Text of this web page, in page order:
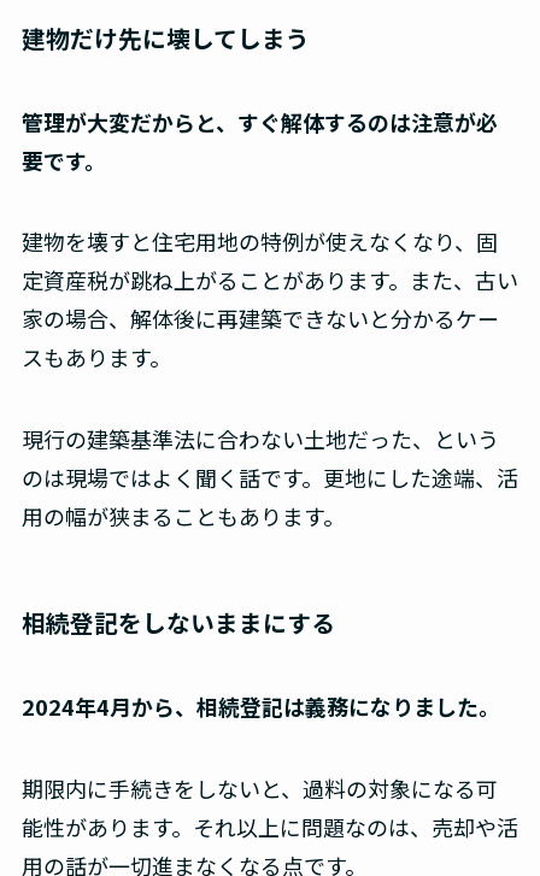
建物だけ先に壊してしまう
管理が大変だからと、すぐ解体するのは注意が必
要です。
建物を壊すと住宅用地の特例が使えなくなり、固
定資産税が跳ね上がることがあります。また、古い
家の場合、解体後に再建築できないと分かるケー
スもあります。
現行の建築基準法に合わない土地だった、という
のは現場ではよく聞く話です。更地にした途端、活
用の幅が狭まることもあります。
相続登記をしないままにする
2024年4月から、相続登記は義務になりました。
期限内に手続きをしないと、過料の対象になる可
能性があります。それ以上に問題なのは、売却や活
用の話が一切進まなくなる点です。